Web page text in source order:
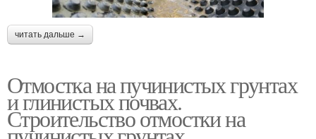
читать дальше →
Отмостка на пучинистых грунтах
и глинистых почвах.
Строительство отмостки на